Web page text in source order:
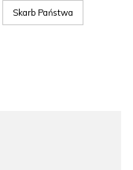
Skarb Państwa